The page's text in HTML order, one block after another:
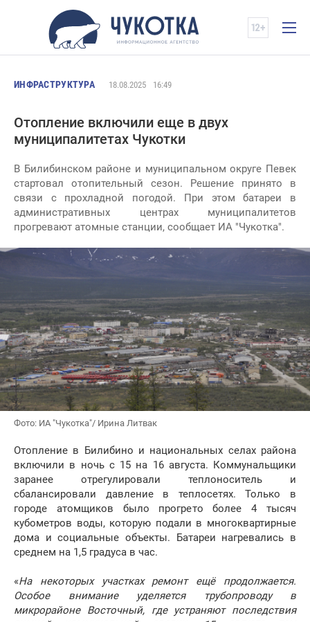
ИНФРАСТРУКТУРА 18.08.2025 16:49
Отопление включили еще в двух
муниципалитетах Чукотки
В Билибинском районе и муниципальном округе Певек
стартовал отопительный сезон. Решение принято в
связи с прохладной погодой. При этом батареи в
административных центрах муниципалитетов
прогревают атомные станции, сообщает ИА "Чукотка".
Фото: ИА "Чукотка"/ Ирина Литвак
Отопление в Билибино и национальных селах района
включили в ночь с 15 на 16 августа. Коммунальщики
заранее отрегулировали теплоноситель и
сбалансировали давление в теплосетях. Только в
городе атомщиков было прогрето более 4 тысяч
кубометров воды, которую подали в многоквартирные
дома и социальные объекты. Батареи нагревались в
среднем на 1,5 градуса в час.
«На некоторых участках ремонт ещё продолжается.
Особое внимание уделяется трубопроводу в
микрорайоне Восточный, где устраняют последствия